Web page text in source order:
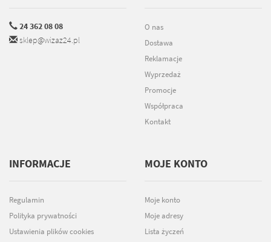
24 362 08 08
sklep@wizaz24.pl
O nas
Dostawa
Reklamacje
Wyprzedaż
Promocje
Współpraca
Kontakt
INFORMACJE
Regulamin
Polityka prywatności
Ustawienia plików cookies
MOJE KONTO
Moje konto
Moje adresy
Lista życzeń